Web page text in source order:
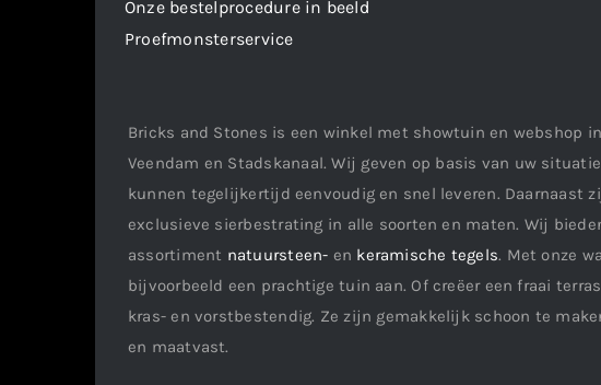
Onze bestelprocedure in beeld
Proefmonsterservice
Bricks and Stones is een winkel met showtuin en webshop
Veendam en Stadskanaal. Wij geven op basis van uw
kunnen tegelijkertijd eenvoudig en snel leveren. Daarnaast
exclusieve sierbestrating in alle soorten en maten. Wij
assortiment natuursteen- en keramische tegels. Met onze
bijvoorbeeld een prachtige tuin aan. Of creëer een fraai
kras- en vorstbestendig. Ze zijn gemakkelijk schoon te
en maatvast.